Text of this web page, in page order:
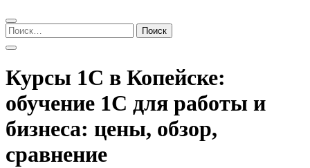
Найти:
Курсы 1С в Копейске:
обучение 1С для работы и
бизнеса: цены, обзор,
сравнение